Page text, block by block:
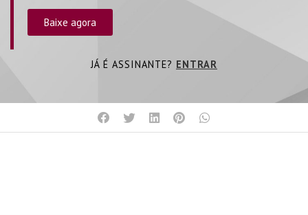
Baixe agora
JÁ É ASSINANTE? ENTRAR